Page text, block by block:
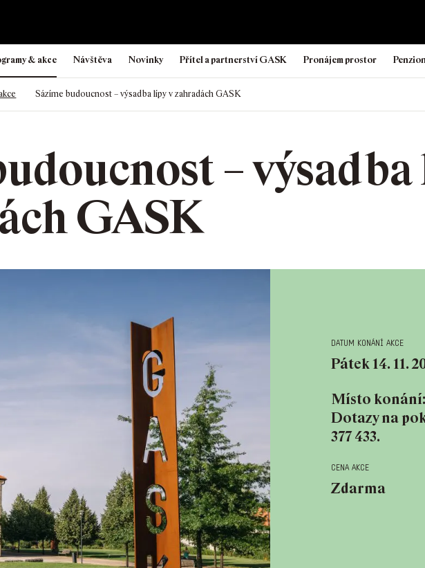
& akce Návštěva Novinky Přítel a partnerství GASK Pronájem prostor
Sázíme budoucnost – výsadba lípy v zahradách GASK
–
GASK
datum konání akce
Pátek 14. 11.
Místo
Dotazy na
377 433.
cena akce
Zdarma